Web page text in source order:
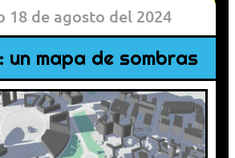
18 de agosto del 2024
un mapa de sombras